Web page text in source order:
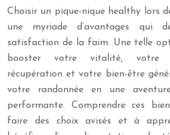
Choisir un pique-nique healthy lors
une myriade d’avantages qui
satisfaction de la faim. Une telle
booster votre vitalité, votre
récupération et votre bien-être
votre randonnée en une
performante. Comprendre ces
faire des choix avisés et à